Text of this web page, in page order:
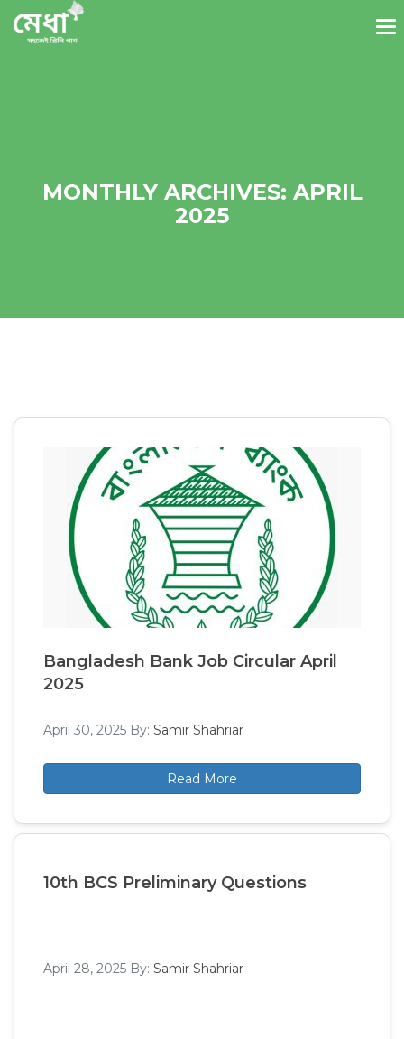
MONTHLY ARCHIVES: APRIL
2025
Bangladesh Bank Job Circular April
2025
April 30, 2025 By: Samir Shahriar
Read More
10th BCS Preliminary Questions
April 28, 2025 By: Samir Shahriar